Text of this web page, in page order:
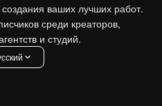
ваших лучших работ.
среди креаторов,
и студий.